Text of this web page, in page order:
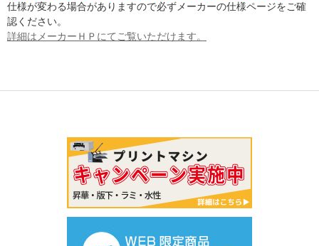
仕様が変わる場合がありますので必ずメーカーの仕様ページをご確
認ください。
詳細はメーカーＨＰにてご覧いただけます。